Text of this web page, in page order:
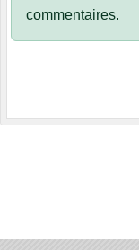
commentaires.